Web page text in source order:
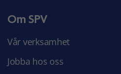
Om SPV
Vår verksamhet
Jobba hos oss